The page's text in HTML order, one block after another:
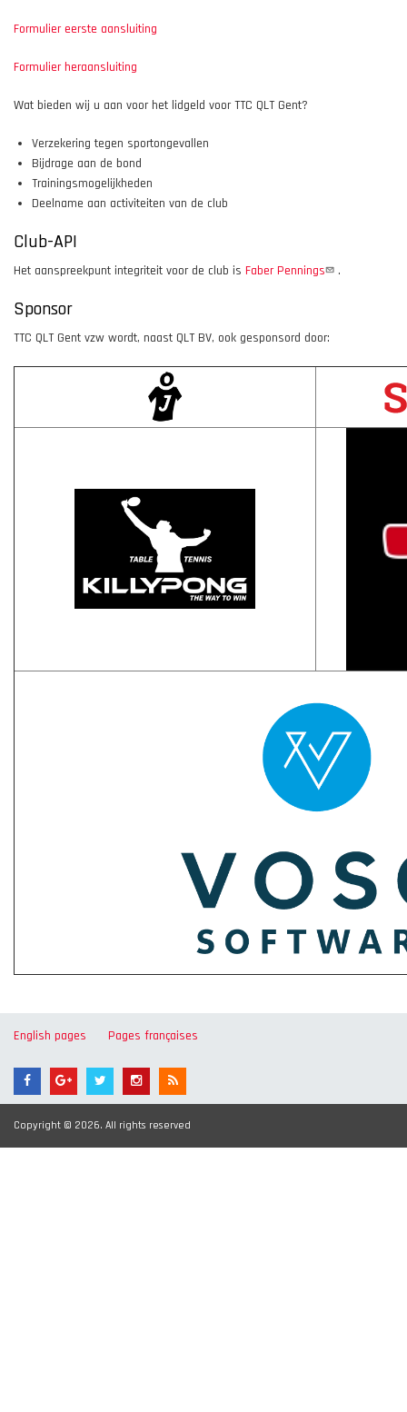
Formulier eerste aansluiting
Formulier heraansluiting
Wat bieden wij u aan voor het lidgeld voor TTC QLT Gent?
Verzekering tegen sportongevallen
Bijdrage aan de bond
Trainingsmogelijkheden
Deelname aan activiteiten van de club
Club-API
Het aanspreekpunt integriteit voor de club is Faber Pennings .
Sponsor
TTC QLT Gent vzw wordt, naast QLT BV, ook gesponsord door:
English pages Pages françaises
Copyright © 2026. All rights reserved